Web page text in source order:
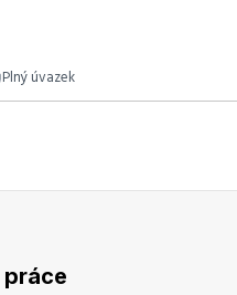
Plný úvazek